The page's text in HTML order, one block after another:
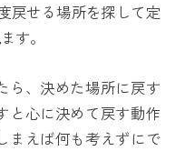
戻せる場所を探して定
す。
ら、決めた場所に戻す
と心に決めて戻す動作
まえば何も考えずにで